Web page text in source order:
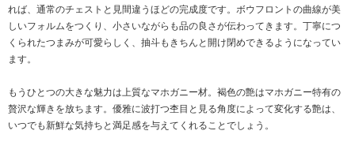
れば、通常のチェストと見間違うほどの完成度です。ボウフロントの曲線が美
しいフォルムをつくり、小さいながらも品の良さが伝わってきます。丁寧につ
くられたつまみが可愛らしく、抽斗もきちんと開け閉めできるようになってい
ます。
もうひとつの大きな魅力は上質なマホガニー材。褐色の艶はマホガニー特有の
贅沢な輝きを放ちます。優雅に波打つ杢目と見る角度によって変化する艶は、
いつでも新鮮な気持ちと満足感を与えてくれることでしょう。